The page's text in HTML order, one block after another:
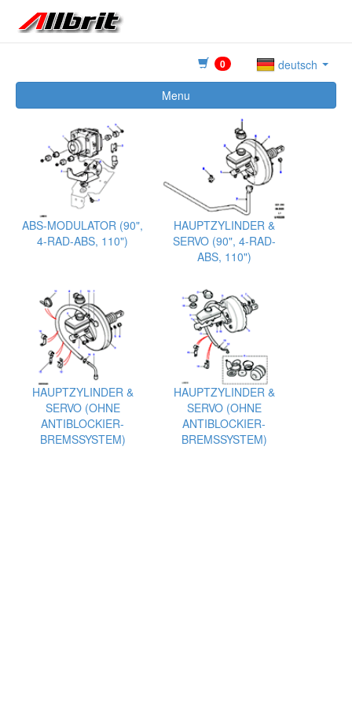
0
deutsch
Menu
ABS-MODULATOR (90",
4-RAD-ABS, 110")
HAUPTZYLINDER &
SERVO (90", 4-RAD-
ABS, 110")
HAUPTZYLINDER &
SERVO (OHNE
ANTIBLOCKIER-
BREMSSYSTEM)
HAUPTZYLINDER &
SERVO (OHNE
ANTIBLOCKIER-
BREMSSYSTEM)